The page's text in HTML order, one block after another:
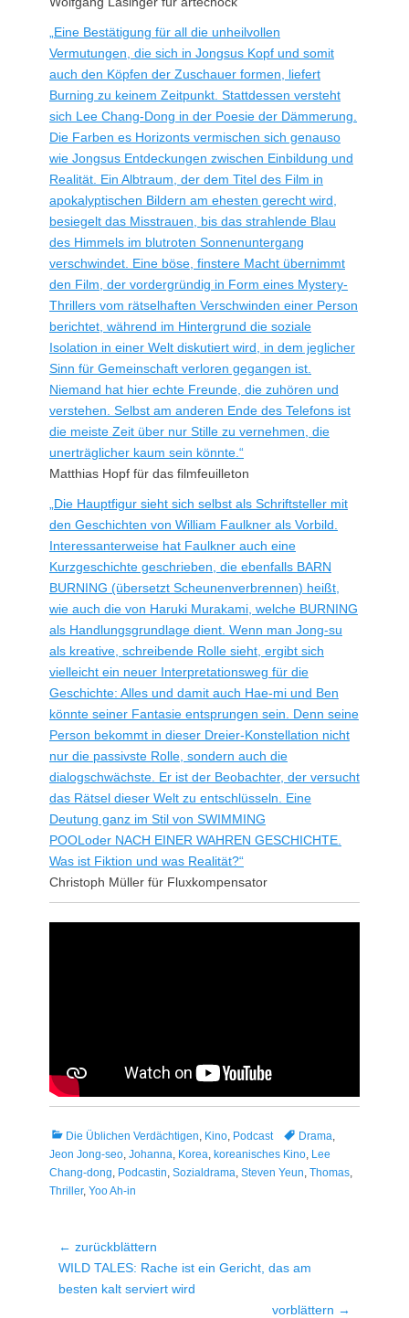
„Eine Bestätigung für all die unheilvollen
Vermutungen, die sich in Jongsus Kopf und somit
auch den Köpfen der Zuschauer formen, liefert
Burning zu keinem Zeitpunkt. Stattdessen versteht
sich Lee Chang-Dong in der Poesie der Dämmerung.
Die Farben es Horizonts vermischen sich genauso
wie Jongsus Entdeckungen zwischen Einbildung und
Realität. Ein Albtraum, der dem Titel des Film in
apokalyptischen Bildern am ehesten gerecht wird,
besiegelt das Misstrauen, bis das strahlende Blau
des Himmels im blutroten Sonnenuntergang
verschwindet. Eine böse, finstere Macht übernimmt
den Film, der vordergründig in Form eines Mystery-
Thrillers vom rätselhaften Verschwinden einer Person
berichtet, während im Hintergrund die soziale
Isolation in einer Welt diskutiert wird, in dem jeglicher
Sinn für Gemeinschaft verloren gegangen ist.
Niemand hat hier echte Freunde, die zuhören und
verstehen. Selbst am anderen Ende des Telefons ist
die meiste Zeit über nur Stille zu vernehmen, die
unerträglicher kaum sein könnte.“
Matthias Hopf für das filmfeuilleton
„Die Hauptfigur sieht sich selbst als Schriftsteller mit
den Geschichten von William Faulkner als Vorbild.
Interessanterweise hat Faulkner auch eine
Kurzgeschichte geschrieben, die ebenfalls BARN
BURNING (übersetzt Scheunenverbrennen) heißt,
wie auch die von Haruki Murakami, welche BURNING
als Handlungsgrundlage dient. Wenn man Jong-su
als kreative, schreibende Rolle sieht, ergibt sich
vielleicht ein neuer Interpretationsweg für die
Geschichte: Alles und damit auch Hae-mi und Ben
könnte seiner Fantasie entsprungen sein. Denn seine
Person bekommt in dieser Dreier-Konstellation nicht
nur die passivste Rolle, sondern auch die
dialogschwächste. Er ist der Beobachter, der versucht
das Rätsel dieser Welt zu entschlüsseln. Eine
Deutung ganz im Stil von SWIMMING
POOLoder NACH EINER WAHREN GESCHICHTE.
Was ist Fiktion und was Realität?“
Christoph Müller für Fluxkompensator
Kategorien
Die Üblichen Verdächtigen, Kino, Podcast TagsDrama,
Jeon Jong-seo, Johanna, Korea, koreanisches Kino, Lee
Chang-dong, Podcastin, Sozialdrama, Steven Yeun, Thomas,
Thriller, Yoo Ah-in
Beitragsnavigation
← zurückblättern
Vorheriger
Beitrag:
WILD TALES: Rache ist ein Gericht, das am
besten kalt serviert wird
vorblättern →